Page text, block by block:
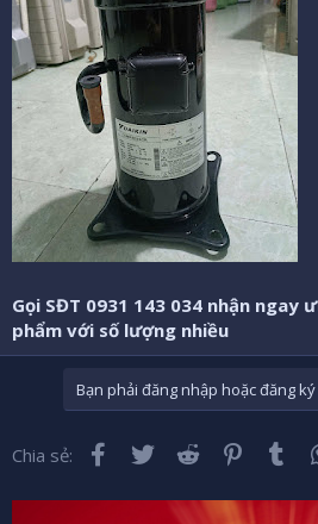
Gọi SĐT 0931 143 034 nhận ngay
phẩm với số lượng nhiều
Bạn phải đăng nhập hoặc đăng
Chia sẻ: Facebook
Twitter Reddit